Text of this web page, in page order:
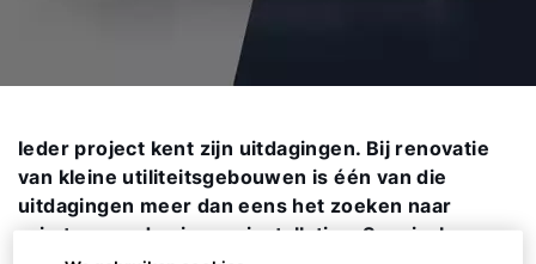
Ieder project kent zijn uitdagingen. Bij renovatie
van kleine utiliteitsgebouwen is één van die
uitdagingen meer dan eens het zoeken naar
ruimte voor de nieuwe installaties. Speciaal